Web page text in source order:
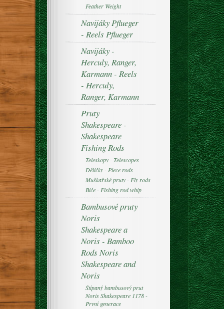
Feather Weight
Navijáky Pflueger
- Reels Pflueger
Navijáky -
Herculy, Ranger,
Karmann - Reels
- Herculy,
Ranger, Karmann
Pruty
Shakespeare -
Shakespeare
Fishing Rods
Teleskopy - Telescopes
Děličky - Piece rods
Muškařské pruty - Fly rods
Biče - Fishing rod whip
Bambusové pruty
Noris
Shakespeare a
Noris - Bamboo
Rods Noris
Shakespeare and
Noris
Štípaný bambusový prut
Noris Shakespeare 1178 -
První generace